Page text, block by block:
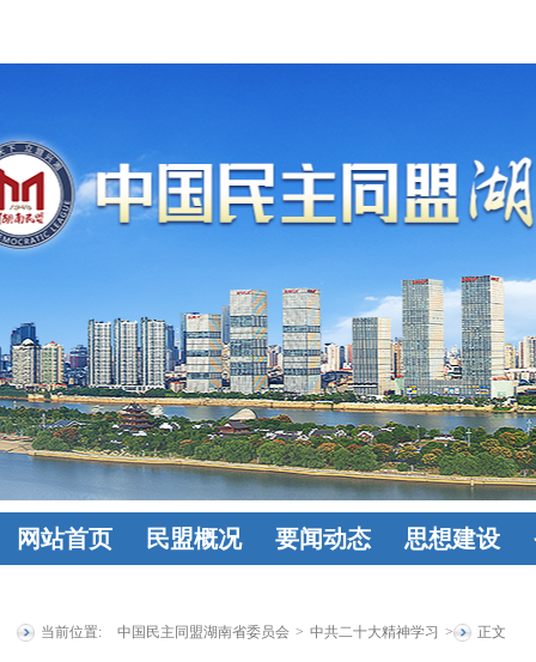
网站首页
民盟概况
盟章程 领导
要闻动态
战要闻 盟务
思想建设
习资料 民盟
当前位置: 中国民主同盟湖南省委员会 > 中共二十大精神学习 > 正文